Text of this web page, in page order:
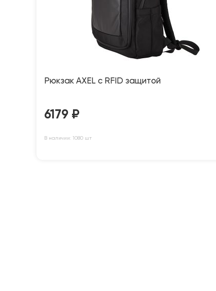
Рюкзак AXEL c RFID защитой
6179 ₽
В наличии: 1080 шт